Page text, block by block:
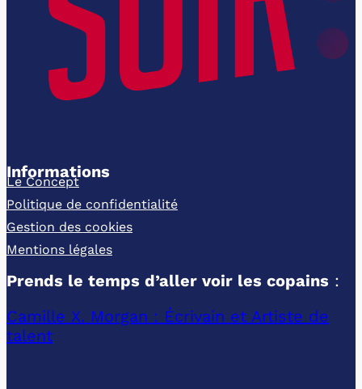
Informations
Le Concept
Politique de confidentialité
Gestion des cookies
Mentions légales
Prends le temps d’aller voir les copains :
Camille X. Morgan : Écrivain et Artiste de
talent